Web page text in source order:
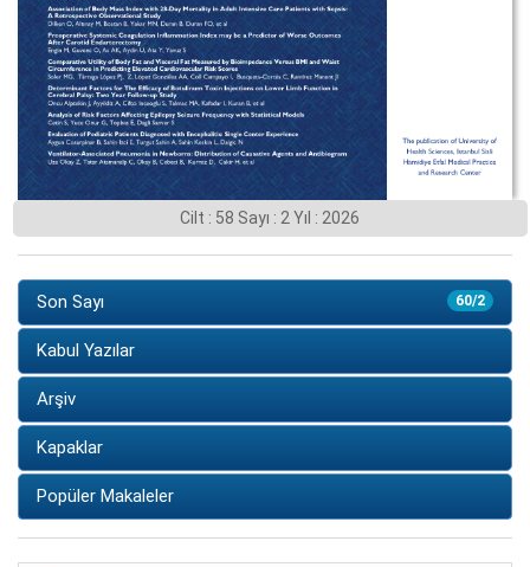
Cilt : 58 Sayı : 2 Yıl : 2026
60/2
Son Sayı
Kabul Yazılar
Arşiv
Kapaklar
Popüler Makaleler